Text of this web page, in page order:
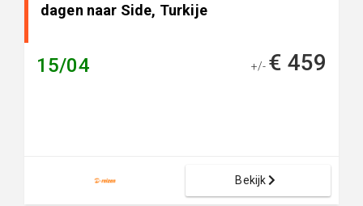
dagen naar Side, Turkije
15/04 +/- € 459
Bekijk